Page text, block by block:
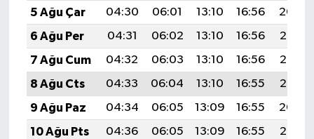
5 Ağu Çar
04:30 06:01 13:10 16:56
20:09
6 Ağu Per
04:31 06:02 13:10 16:56
20:08
7 Ağu Cum
04:32 06:03 13:10 16:56
20:06
8 Ağu Cts
04:33 06:04 13:10 16:55
20:05
9 Ağu Paz
04:34 06:05 13:09 16:55
20:04
10 Ağu Pts
04:36 06:05 13:09 16:55
20:03